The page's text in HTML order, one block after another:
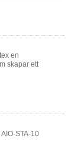
en
skapar ett
STA-10